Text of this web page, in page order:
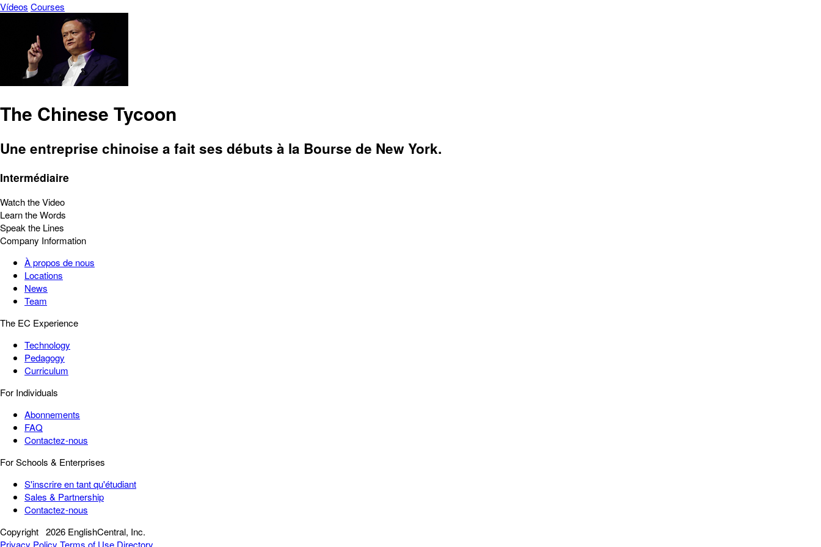
Vídeos Courses
The Chinese Tycoon
Une entreprise chinoise a fait ses débuts à la Bourse de New York.
Intermédiaire
Watch the Video
Learn the Words
Speak the Lines
Company Information
À propos de nous
Locations
News
Team
The EC Experience
Technology
Pedagogy
Curriculum
For Individuals
Abonnements
FAQ
Contactez-nous
For Schools & Enterprises
S'inscrire en tant qu'étudiant
Sales & Partnership
Contactez-nous
Copyright 2026 EnglishCentral, Inc.